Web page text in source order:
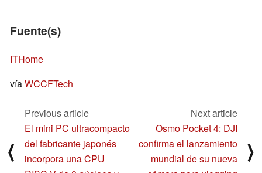
Fuente(s)
ITHome
víaWCCFTech
⟨
Previous article
El mini PC ultracompacto
del fabricante japonés
incorpora una CPU
Next article
Osmo Pocket 4: DJI
confirma el lanzamiento
mundial de su nueva
⟩